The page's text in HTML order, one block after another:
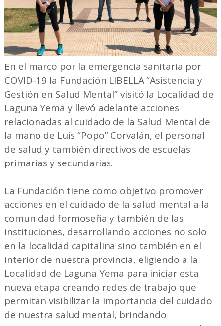
En el marco por la emergencia sanitaria por
COVID-19 la Fundación LIBELLA “Asistencia y
Gestión en Salud Mental” visitó la Localidad de
Laguna Yema y llevó adelante acciones
relacionadas al cuidado de la Salud Mental de
la mano de Luis “Popo” Corvalán, el personal
de salud y también directivos de escuelas
primarias y secundarias.
La Fundación tiene como objetivo promover
acciones en el cuidado de la salud mental a la
comunidad formoseña y también de las
instituciones, desarrollando acciones no solo
en la localidad capitalina sino también en el
interior de nuestra provincia, eligiendo a la
Localidad de Laguna Yema para iniciar esta
nueva etapa creando redes de trabajo que
permitan visibilizar la importancia del cuidado
de nuestra salud mental, brindando